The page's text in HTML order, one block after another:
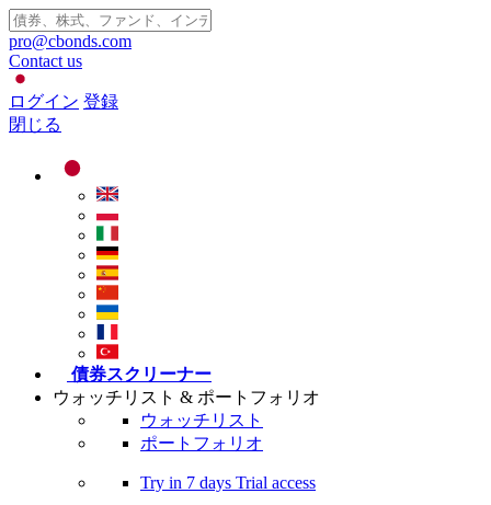
pro@cbonds.com
Contact us
ログイン 登録
閉じる
債券スクリーナー
ウォッチリスト & ポートフォリオ
ウォッチリスト
ポートフォリオ
Try in 7 days Trial access